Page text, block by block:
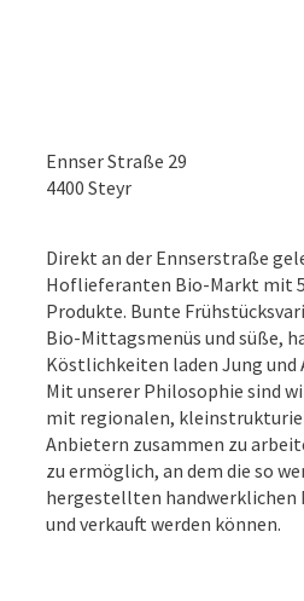
Ennser Straße 29
4400 Steyr
Direkt an der Ennserstraße
Hoflieferanten Bio-Markt mit
Produkte. Bunte
Bio-Mittagsmenüs und süße,
Köstlichkeiten laden Jung und
Mit unserer Philosophie sind
mit regionalen,
Anbietern zusammen zu
zu ermöglich, an dem die so
hergestellten handwerklichen
und verkauft werden können.